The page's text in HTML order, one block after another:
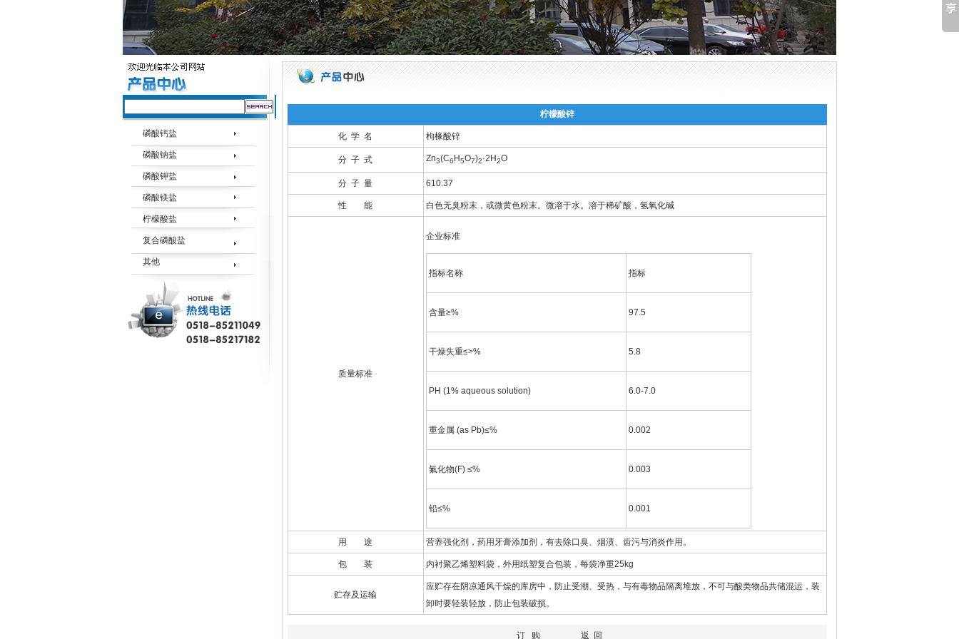
磷酸钙盐
磷酸钠盐
磷酸钾盐
磷酸镁盐
柠檬酸盐
复合磷酸盐
其他
柠檬酸锌
化 学 名 枸椽酸锌
分 子 式 Zn3(C6 H5O7)2·2H2O
分 子 量 610.37
性 能 白色无臭粉末，或微黄色粉末。微溶于水。溶于稀矿酸，氢氧化碱
质量标准
企业标准
指标名称 指标
含量≥% 97.5
干燥失重≤>% 5.8
PH (1% aqueous solution) 6.0-7.0
重金属 (as Pb)≤% 0.002
氟化物(F) ≤% 0.003
铅≤% 0.001
用 途 营养强化剂，药用牙膏添加剂，有去除口臭、烟渍、齿污与消炎作用。
包 装 内衬聚乙烯塑料袋，外用纸塑复合包装，每袋净重25kg
贮存及运输
应贮存在阴凉通风干燥的库房中，防止受潮、受热，与有毒物品隔离堆放，不可与酸类物品共储混运，装
卸时要轻装轻放，防止包装破损。
订 购 返 回